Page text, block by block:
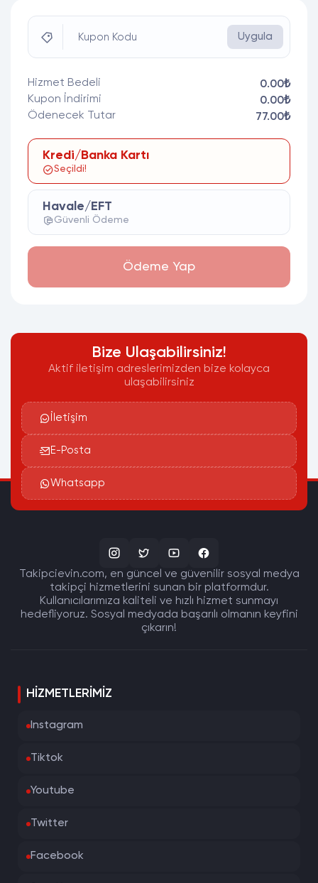
Kupon Kodu Uygula
Hizmet Bedeli
0.00₺
Kupon İndirimi
0.00₺
Ödenecek Tutar
77.00₺
Kredi/Banka Kartı
Seçildi!
Havale/EFT
Güvenli Ödeme
Ödeme Yap
Bize Ulaşabilirsiniz!
Aktif iletişim adreslerimizden bize kolayca
ulaşabilirsiniz
İletişim
E-Posta
Whatsapp
Takipcievin.com, en güncel ve güvenilir sosyal medya
takipçi hizmetlerini sunan bir platformdur.
Kullanıcılarımıza kaliteli ve hızlı hizmet sunmayı
hedefliyoruz. Sosyal medyada başarılı olmanın keyfini
çıkarın!
HIZMETLERIMIZ
Instagram
Tiktok
Youtube
Twitter
Facebook